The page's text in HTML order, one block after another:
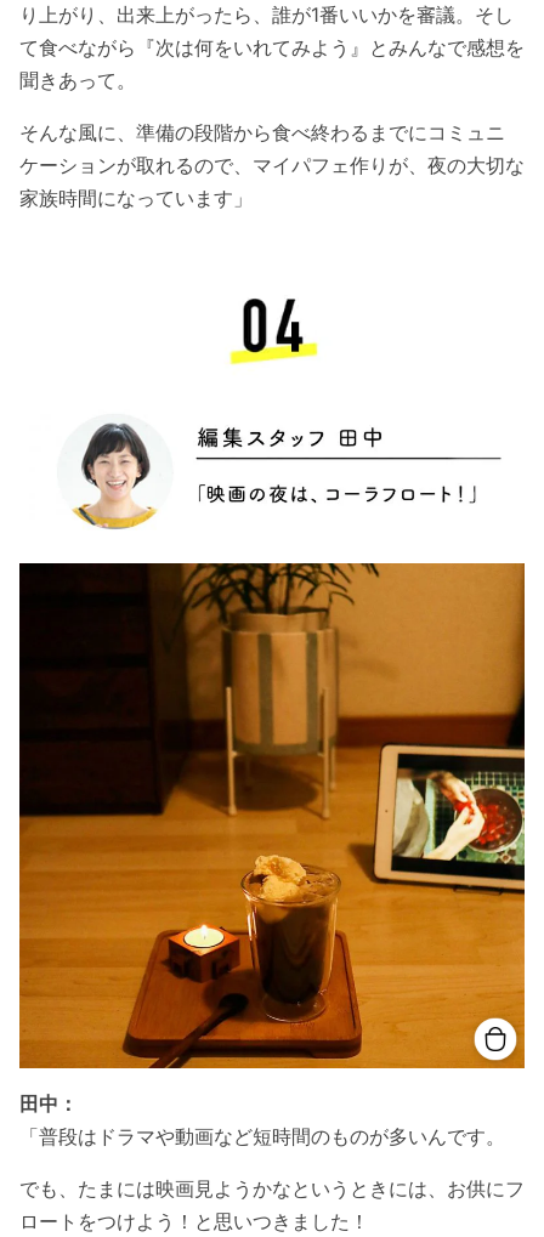
り上がり、出来上がったら、誰が1番いいかを審議。 そし
て食べながら『次は何をいれてみよう』とみんなで感想を
聞きあって。
そんな風に、準備の段階から食べ終わるまでにコミュニ
ケーションが取れるので、マイパフェ作りが、夜の大切な
家族時間になっています」
田中：
「普段はドラマや動画など短時間のものが多いんです。
でも、たまには映画見ようかなというときには、お供にフ
ロートをつけよう！と思いつきました！